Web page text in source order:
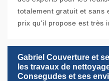
totalement gratuit et sans
prix qu'il propose est très
Gabriel Couverture et
les travaux de
Consegudes et ses